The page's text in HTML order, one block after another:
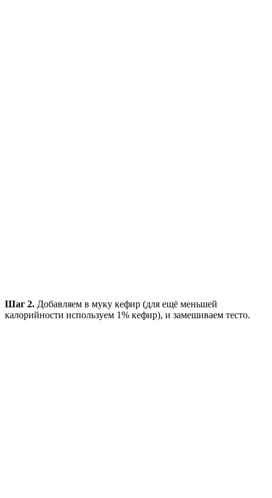
Шаг 2. Добавляем в муку кефир (для ещё меньшей
калорийности используем 1% кефир), и замешиваем тесто.